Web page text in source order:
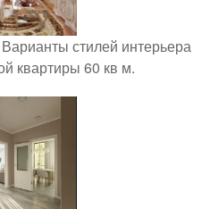
стилей интерьера
квартиры 60 кв м.